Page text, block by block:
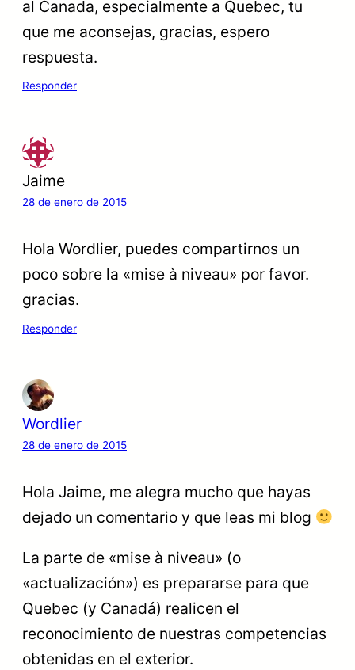
al Canada, especialmente a Quebec, tu
que me aconsejas, gracias, espero
respuesta.
Responder
Jaime
28 de enero de 2015
Hola Wordlier, puedes compartirnos un
poco sobre la «mise à niveau» por favor.
gracias.
Responder
Wordlier
28 de enero de 2015
Hola Jaime, me alegra mucho que hayas
dejado un comentario y que leas mi blog
La parte de «mise à niveau» (o
«actualización») es prepararse para que
Quebec (y Canadá) realicen el
reconocimiento de nuestras competencias
obtenidas en el exterior.